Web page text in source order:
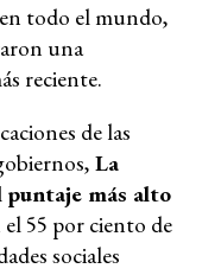
todo el mundo,
una
reciente.
de las
La
más alto
55 por ciento de
sociales